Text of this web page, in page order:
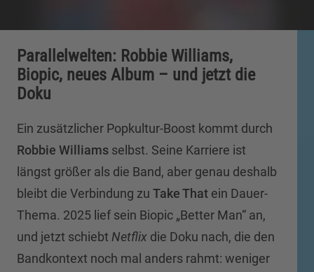
Parallelwelten: Robbie Williams,
Biopic, neues Album – und jetzt die
Doku
Ein zusätzlicher Popkultur-Boost kommt durch
Robbie Williams selbst. Seine Karriere ist
längst größer als die Band, aber genau deshalb
bleibt die Verbindung zu Take That ein Dauer-
Thema. 2025 lief sein Biopic „Better Man“ an,
und jetzt schiebt Netflix die Doku nach, die den
Bandkontext noch mal anders rahmt: weniger